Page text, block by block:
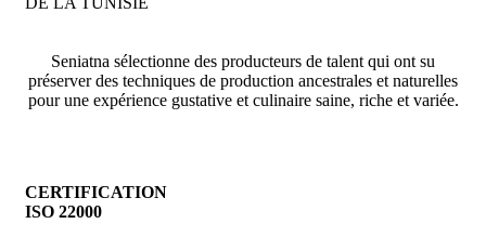
Seniatna sélectionne des producteurs de talent qui ont su
préserver des techniques de production ancestrales et naturelles
pour une expérience gustative et culinaire saine, riche et variée.
CERTIFICATION
ISO 22000